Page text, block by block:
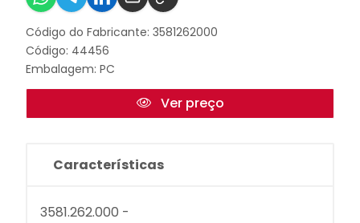
Código do Fabricante: 3581262000
Código: 44456
Embalagem: PC
Ver preço
Características
3581.262.000 -